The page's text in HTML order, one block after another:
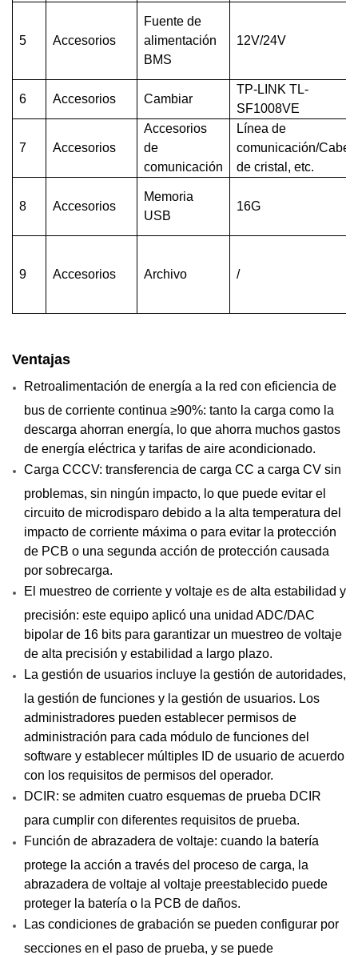
5 Accesorios
Fuente de
alimentación
BMS
12V/24V
6 Accesorios Cambiar
TP-LINK TL-
SF1008VE
7 Accesorios
Accesorios
de
comunicación
Línea de
comunicación/
de cristal, etc.
8 Accesorios
Memoria
USB
16G
9 Accesorios Archivo /
Ventajas
Retroalimentación de energía a la red con eficiencia de
bus de corriente continua ≥90%: tanto la carga como la
descarga ahorran energía, lo que ahorra muchos gastos
de energía eléctrica y tarifas de aire acondicionado.
Carga CCCV: transferencia de carga CC a carga CV sin
problemas, sin ningún impacto, lo que puede evitar el
circuito de microdisparo debido a la alta temperatura del
impacto de corriente máxima o para evitar la protección
de PCB o una segunda acción de protección causada
por sobrecarga.
El muestreo de corriente y voltaje es de alta estabilidad y
precisión: este equipo aplicó una unidad ADC/DAC
bipolar de 16 bits para garantizar un muestreo de voltaje
de alta precisión y estabilidad a largo plazo.
La gestión de usuarios incluye la gestión de autoridades,
la gestión de funciones y la gestión de usuarios. Los
administradores pueden establecer permisos de
administración para cada módulo de funciones del
software y establecer múltiples ID de usuario de acuerdo
con los requisitos de permisos del operador.
DCIR: se admiten cuatro esquemas de prueba DCIR
para cumplir con diferentes requisitos de prueba.
Función de abrazadera de voltaje: cuando la batería
protege la acción a través del proceso de carga, la
abrazadera de voltaje al voltaje preestablecido puede
proteger la batería o la PCB de daños.
Las condiciones de grabación se pueden configurar por
secciones en el paso de prueba, y se puede